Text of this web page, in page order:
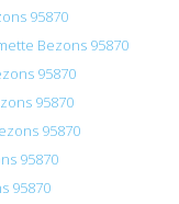
95870
Bezons 95870
95870
95870
95870
95870
95870